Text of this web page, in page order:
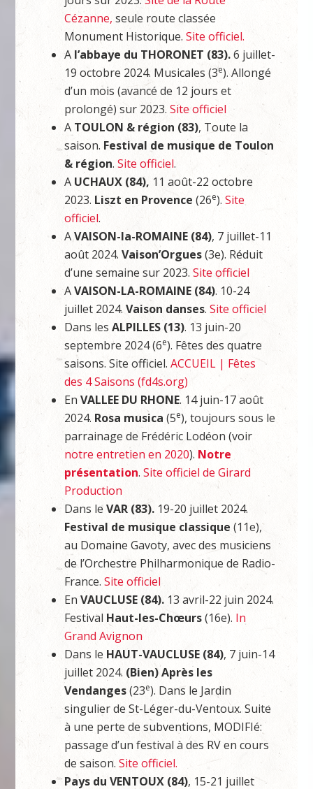
Cézanne, seule route classée
Monument Historique.Site officiel.
A l’abbaye du THORONET (83).6 juillet-
19 octobre 2024. Musicales (3e). Allongé
d’un mois (avancé de 12 jours et
prolongé) sur 2023.Site officiel
A TOULON & région (83), Toute la
saison. Festival de musique de Toulon
& région.Site officiel.
A UCHAUX (84), 11 août-22 octobre
2023. Liszt en Provence (26e).Site
officiel.
AVAISON-la-ROMAINE (84), 7 juillet-11
août 2024.Vaison’Orgues(3e). Réduit
d’une semaine sur 2023.Site officiel
AVAISON-LA-ROMAINE (84). 10-24
juillet 2024.Vaison danses.Site officiel
Dans lesALPILLES (13). 13 juin-20
septembre 2024 (6e). Fêtes des quatre
saisons. Site officiel.ACCUEIL | Fêtes
des 4 Saisons (fd4s.org)
EnVALLEE DU RHONE. 14 juin-17 août
2024. Rosa musica(5e), toujours sous le
parrainage de Frédéric Lodéon (voir
notre entretien en 2020). Notre
présentation.Site officiel de Girard
Production
Dans leVAR (83). 19-20 juillet 2024.
Festival de musique classique (11e),
au Domaine Gavoty, avec des musiciens
de l’Orchestre Philharmonique de Radio-
France.Site officiel
EnVAUCLUSE (84). 13 avril-22 juin 2024.
Festival Haut-les-Chœurs(16e). In
Grand Avignon
Dans le HAUT-VAUCLUSE (84), 7 juin-14
juillet 2024. (Bien)Après les
Vendanges(23e). Dans le Jardin
singulier de St-Léger-du-Ventoux. Suite
à une perte de subventions, MODIFIé:
passage d’un festival à des RV en cours
de saison.Site officiel.
Pays du VENTOUX (84), 15-21 juillet